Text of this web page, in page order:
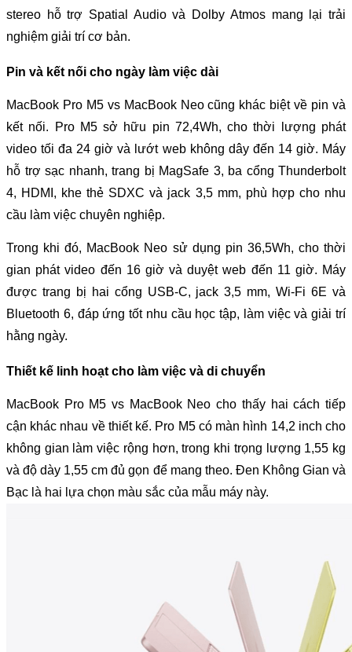
stereo hỗ trợ Spatial Audio và Dolby Atmos mang lại trải
nghiệm giải trí cơ bản.
Pin và kết nối cho ngày làm việc dài
MacBook Pro M5 vs MacBook Neo cũng khác biệt về pin và
kết nối. Pro M5 sở hữu pin 72,4Wh, cho thời lượng phát
video tối đa 24 giờ và lướt web không dây đến 14 giờ. Máy
hỗ trợ sạc nhanh, trang bị MagSafe 3, ba cổng Thunderbolt
4, HDMI, khe thẻ SDXC và jack 3,5 mm, phù hợp cho nhu
cầu làm việc chuyên nghiệp.
Trong khi đó, MacBook Neo sử dụng pin 36,5Wh, cho thời
gian phát video đến 16 giờ và duyệt web đến 11 giờ. Máy
được trang bị hai cổng USB-C, jack 3,5 mm, Wi-Fi 6E và
Bluetooth 6, đáp ứng tốt nhu cầu học tập, làm việc và giải trí
hằng ngày.
Thiết kế linh hoạt cho làm việc và di chuyển
MacBook Pro M5 vs MacBook Neo cho thấy hai cách tiếp
cận khác nhau về thiết kế. Pro M5 có màn hình 14,2 inch cho
không gian làm việc rộng hơn, trong khi trọng lượng 1,55 kg
và độ dày 1,55 cm đủ gọn để mang theo. Đen Không Gian và